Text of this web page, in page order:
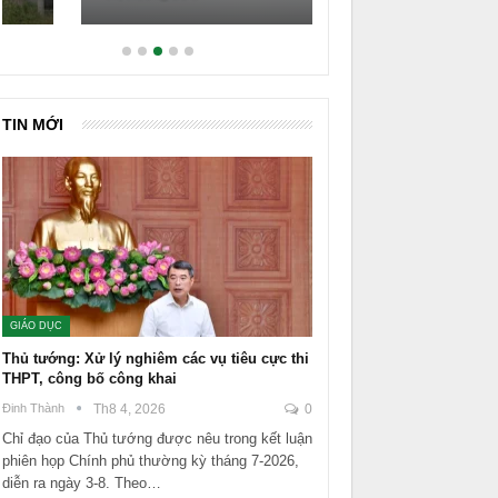
TIN MỚI
GIÁO DỤC
Thủ tướng: Xử lý nghiêm các vụ tiêu cực thi
THPT, công bố công khai
Đinh Thành Th8 4, 2026 0
Chỉ đạo của Thủ tướng được nêu trong kết luận
phiên họp Chính phủ thường kỳ tháng 7-2026,
diễn ra ngày 3-8. Theo…